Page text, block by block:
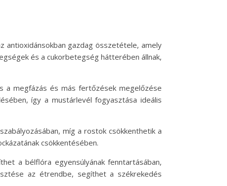
antioxidánsokban gazdag összetétele, amely
és a cukorbetegség hátterében állnak,
a megfázás és más fertőzések megelőzése
így a mustárlevél fogyasztása ideális
míg a rostok csökkenthetik a
csökkentésében.
a bélflóra egyensúlyának fenntartásában,
az étrendbe, segíthet a székrekedés